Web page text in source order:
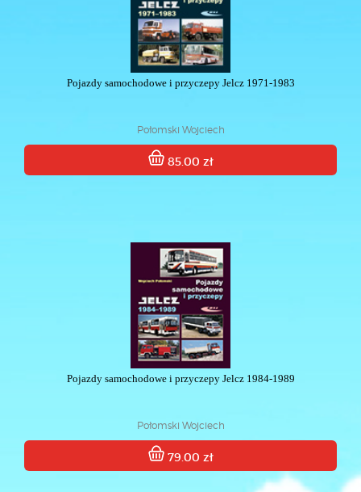
Pojazdy samochodowe i przyczepy Jelcz 1971-1983
Połomski Wojciech
85.00 zł
Pojazdy samochodowe i przyczepy Jelcz 1984-1989
Połomski Wojciech
79.00 zł